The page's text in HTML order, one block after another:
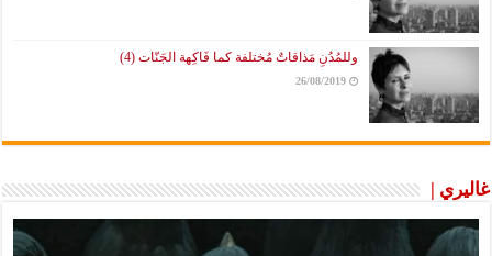
وللمُدُنِ مَذاقاتٌ مُختلفة كما فَاكِهة الجَنّات (4)
26/08/2019
غاليري |